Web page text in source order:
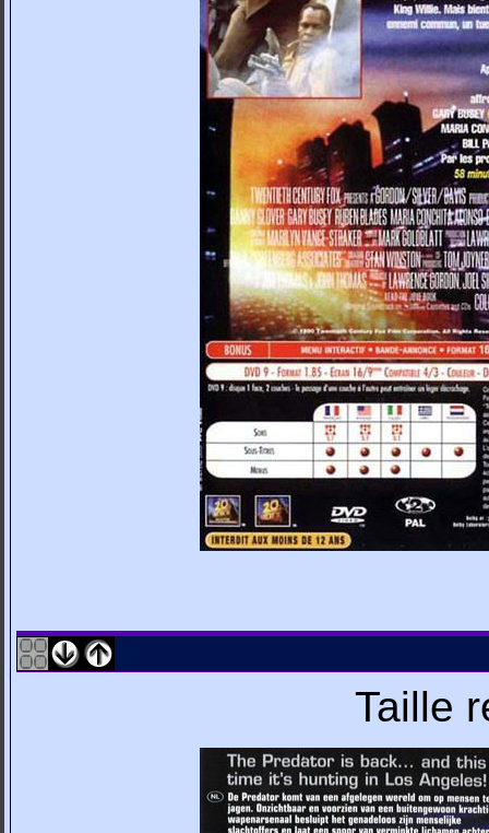
Taille